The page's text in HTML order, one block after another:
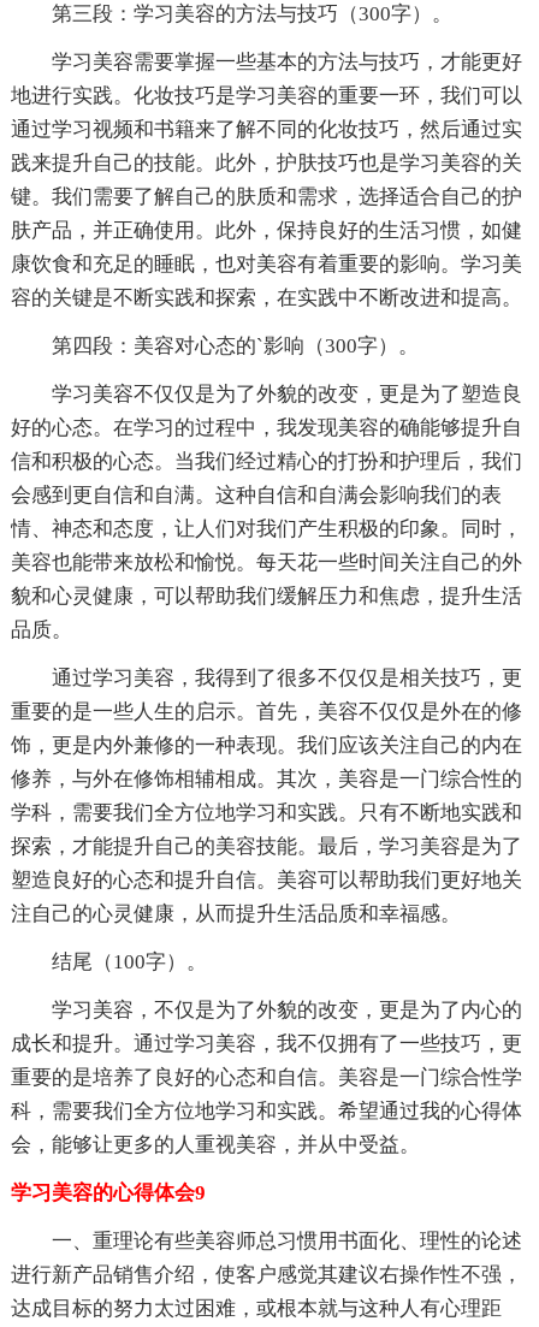
第三段：学习美容的方法与技巧（300字）。
学习美容需要掌握一些基本的方法与技巧，才能更好
地进行实践。化妆技巧是学习美容的重要一环，我们可以
通过学习视频和书籍来了解不同的化妆技巧，然后通过实
践来提升自己的技能。此外，护肤技巧也是学习美容的关
键。我们需要了解自己的肤质和需求，选择适合自己的护
肤产品，并正确使用。此外，保持良好的生活习惯，如健
康饮食和充足的睡眠，也对美容有着重要的影响。学习美
容的关键是不断实践和探索，在实践中不断改进和提高。
第四段：美容对心态的`影响（300字）。
学习美容不仅仅是为了外貌的改变，更是为了塑造良
好的心态。在学习的过程中，我发现美容的确能够提升自
信和积极的心态。当我们经过精心的打扮和护理后，我们
会感到更自信和自满。这种自信和自满会影响我们的表
情、神态和态度，让人们对我们产生积极的印象。同时，
美容也能带来放松和愉悦。每天花一些时间关注自己的外
貌和心灵健康，可以帮助我们缓解压力和焦虑，提升生活
品质。
通过学习美容，我得到了很多不仅仅是相关技巧，更
重要的是一些人生的启示。首先，美容不仅仅是外在的修
饰，更是内外兼修的一种表现。我们应该关注自己的内在
修养，与外在修饰相辅相成。其次，美容是一门综合性的
学科，需要我们全方位地学习和实践。只有不断地实践和
探索，才能提升自己的美容技能。最后，学习美容是为了
塑造良好的心态和提升自信。美容可以帮助我们更好地关
注自己的心灵健康，从而提升生活品质和幸福感。
结尾（100字）。
学习美容，不仅是为了外貌的改变，更是为了内心的
成长和提升。通过学习美容，我不仅拥有了一些技巧，更
重要的是培养了良好的心态和自信。美容是一门综合性学
科，需要我们全方位地学习和实践。希望通过我的心得体
会，能够让更多的人重视美容，并从中受益。
学习美容的心得体会9
一、重理论有些美容师总习惯用书面化、理性的论述
进行新产品销售介绍，使客户感觉其建议右操作性不强，
达成目标的努力太过困难，或根本就与这种人有心理距